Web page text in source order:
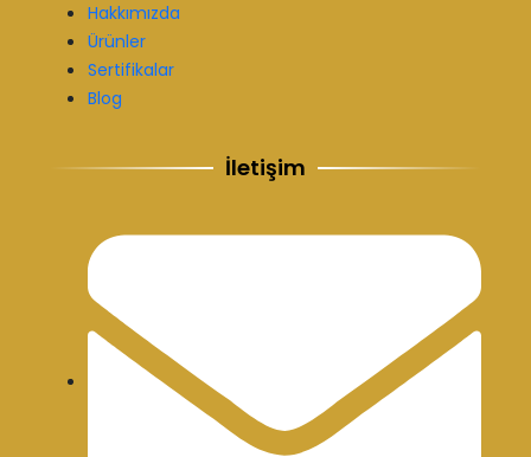
Hakkımızda
Ürünler
Sertifikalar
Blog
İletişim